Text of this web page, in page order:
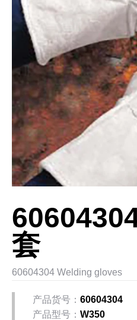
套
60604304 Welding gloves
产品货号： 60604304
产品型号： W350